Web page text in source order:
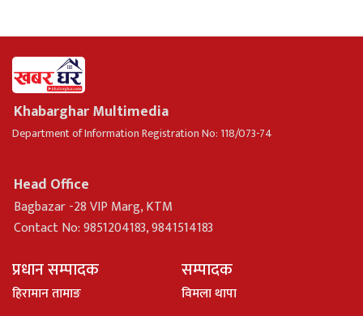
Khabarghar Multimedia
Department of Information Registration No: 118/073-74
Head Office
Bagbazar -28 VIP Marg, KTM
Contact No: 9851204183, 9841514183
प्रधान सम्पादक
हिरामान तामाङ
सम्पादक
विमला थापा